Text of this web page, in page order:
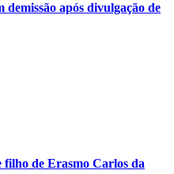
demissão após divulgação de
de Erasmo Carlos da